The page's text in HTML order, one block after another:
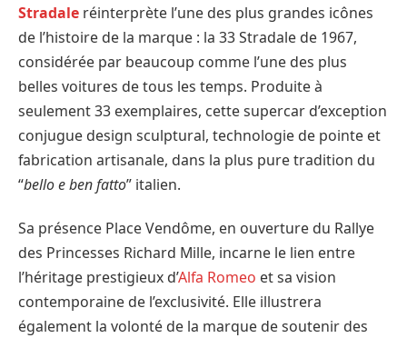
Stradale réinterprète l’une des plus grandes icônes
de l’histoire de la marque : la 33 Stradale de 1967,
considérée par beaucoup comme l’une des plus
belles voitures de tous les temps. Produite à
seulement 33 exemplaires, cette supercar d’exception
conjugue design sculptural, technologie de pointe et
fabrication artisanale, dans la plus pure tradition du
“bello e ben fatto” italien.
Sa présence Place Vendôme, en ouverture du Rallye
des Princesses Richard Mille, incarne le lien entre
l’héritage prestigieux d’Alfa Romeo et sa vision
contemporaine de l’exclusivité. Elle illustrera
également la volonté de la marque de soutenir des